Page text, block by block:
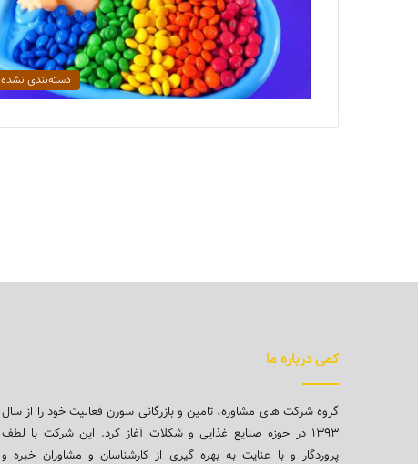
دسته‌بندی نشده
کمی درباره ما
گروه شرکت های مشاوره، تامین و بازرگانی سورن فعالیت خود را از سال
۱۳۹۳ در حوزه صنایع غذایی و شکلات آغاز کرد. این شرکت با لطف
پروردگار و با عنایت به بهره گیری از کارشناسان و مشاوران خبره و